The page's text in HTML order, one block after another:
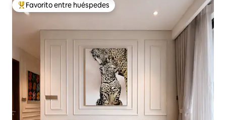
De los mejores en Favorito entre huéspedes
Favorito entre huéspedes